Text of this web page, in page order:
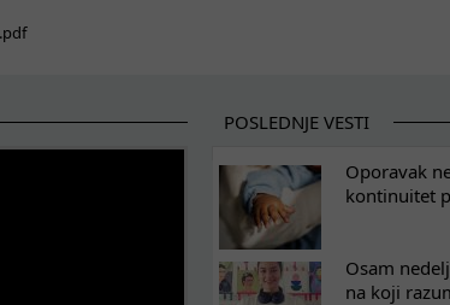
POSLEDNJE VESTI
Oporavak
kontinuitet
Osam
na koji